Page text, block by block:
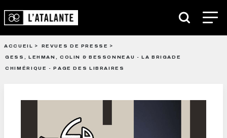
ACCUEIL
REVUES DE PRESSE
GESS, LEHMAN, COLIN & BESSONNEAU - LA BRIGADE
CHIMÉRIQUE - PAGE DES LIBRAIRES